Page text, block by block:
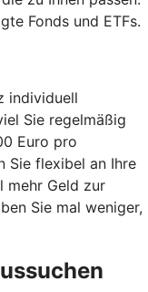
Fonds und ETFs.
individuell
Sie regelmäßig
Euro pro
Sie flexibel an Ihre
mehr Geld zur
Sie mal weniger,